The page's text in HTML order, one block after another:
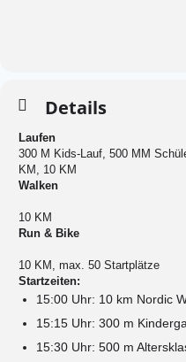
Details
Laufen
300 M Kids-Lauf, 500 MM
KM, 10 KM
Walken
10 KM
Run & Bike
10 KM, max. 50 Startplätze
Startzeiten:
15:00 Uhr: 10 km Nordic
15:15 Uhr: 300 m
15:30 Uhr: 500 m